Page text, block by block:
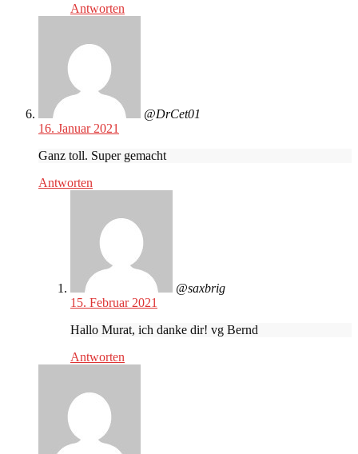
Antworten
@DrCet01
16. Januar 2021
Ganz toll. Super gemacht
Antworten
@saxbrig
15. Februar 2021
Hallo Murat, ich danke dir! vg Bernd
Antworten